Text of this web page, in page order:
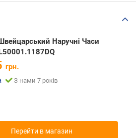
Наручні Часи
грн.
З нами 7 років
Перейти в магазин